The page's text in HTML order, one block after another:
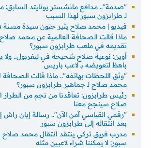
"صدمة".. مدافع مانشستر يونايتد السابق:
لـ طرابزون سبور لهذا السبب
فيديو | محمد صلاح يثير جنون سيدة مسنة
ماذا قالت الصحافة العالمية عن محمد
تقديمه في ملعب طرابزون سبور؟
أوين: نوعية صلاح شحيحة في ليفربول.. ولا
باهظ لتعويضه بـ لاعب باريس
"وثق اللحظات بهاتفه".. ماذا قالت الصحافة
محمد صلاح لـ جماهير طرابزون سبور؟
رئيس طرابزون: تعاقدنا من نجم من الطراز
صلاح سينجح معنا
"رقمي القياسي آمن الآن".. رسالة إيان
بعد انتقاله إلى طرابزون سبور
مدرب فريق تركي ينتقد انتقال محمد صلاح
سبور: لا يمكننا شراء لاعبين مثله